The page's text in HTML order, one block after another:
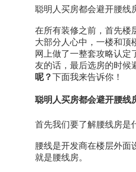
聪明人买房都会避开腰线
在所有装修之前，首先楼
大部分人心中，一楼和顶
网上做了一整套攻略认定
友的话，最后选房的时候
呢？ 下面我来告诉你！
聪明人买房都会避开腰线
首先我们要了解腰线房是
腰线是开发商在楼层外面
就是腰线房。